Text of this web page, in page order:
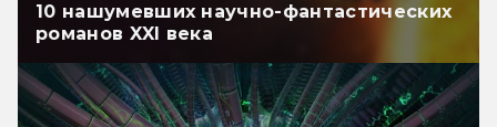
10 нашумевших научно-фантастических
романов XXI века